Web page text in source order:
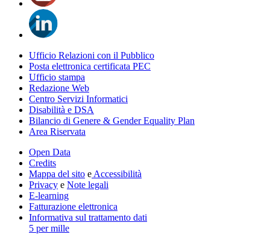
Ufficio Relazioni con il Pubblico
Posta elettronica certificata PEC
Ufficio stampa
Redazione Web
Centro Servizi Informatici
Disabilità e DSA
Bilancio di Genere & Gender Equality Plan
Area Riservata
Open Data
Credits
Mappa del sito e Accessibilità
Privacy e Note legali
E-learning
Fatturazione elettronica
Informativa sul trattamento dati
5 per mille